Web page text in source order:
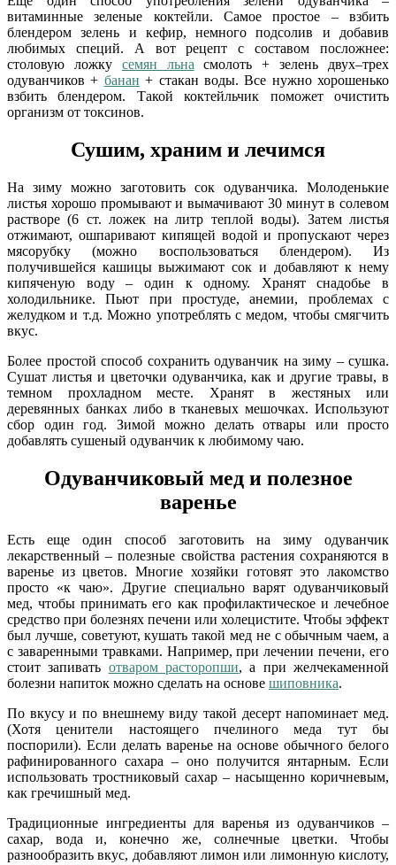
витаминные зеленые коктейли. Самое простое – взбить
блендером зелень и кефир, немного подсолив и добавив
любимых специй. А вот рецепт с составом посложнее:
столовую ложку семян льна смолоть + зелень двух–трех
одуванчиков + банан + стакан воды. Все нужно хорошенько
взбить блендером. Такой коктейльчик поможет очистить
организм от токсинов.
Сушим, храним и лечимся
На зиму можно заготовить сок одуванчика. Молоденькие
листья хорошо промывают и вымачивают 30 минут в солевом
растворе (6 ст. ложек на литр теплой воды). Затем листья
отжимают, ошпаривают кипящей водой и пропускают через
мясорубку (можно воспользоваться блендером). Из
получившейся кашицы выжимают сок и добавляют к нему
кипяченую воду – один к одному. Хранят снадобье в
холодильнике. Пьют при простуде, анемии, проблемах с
желудком и т.д. Можно употреблять с медом, чтобы смягчить
вкус.
Более простой способ сохранить одуванчик на зиму – сушка.
Сушат листья и цветочки одуванчика, как и другие травы, в
темном прохладном месте. Хранят в жестяных или
деревянных банках либо в тканевых мешочках. Используют
сбор один год. Зимой можно делать отвары или просто
добавлять сушеный одуванчик к любимому чаю.
Одуванчиковый мед и полезное
варенье
Есть еще один способ заготовить на зиму одуванчик
лекарственный – полезные свойства растения сохраняются в
варенье из цветов. Многие хозяйки готовят это лакомство
просто «к чаю». Другие специально варят одуванчиковый
мед, чтобы принимать его как профилактическое и лечебное
средство при болезнях печени или холецистите. Чтобы эффект
был лучше, советуют, кушать такой мед не с обычным чаем, а
с заваренными травками. Например, при лечении печени, его
стоит запивать отваром расторопши, а при желчекаменной
болезни напиток можно сделать на основе шиповника.
По вкусу и по внешнему виду такой десерт напоминает мед.
(Хотя ценители настоящего пчелиного меда тут бы
поспорили). Если делать варенье на основе обычного белого
рафинированного сахара – оно получится янтарным. Если
использовать тростниковый сахар – насыщенно коричневым,
как гречишный мед.
Традиционные ингредиенты для варенья из одуванчиков –
сахар, вода и, конечно же, солнечные цветки. Чтобы
разнообразить вкус, добавляют лимон или лимонную кислоту,